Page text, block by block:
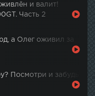
и валит!
Часть 2
а Олег оживил за
Посмотри и забудь